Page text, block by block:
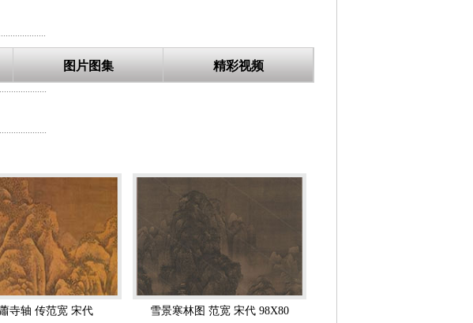
，早晚观察云烟惨淡、风月阴霁的景色，虽风寒月认错，也不
”传统。用笔雄劲而浑厚，笔力鼎健。而墨善用黑沉沉的浓厚
一般称之为“雨点皴”，下笔均直，形如稻谷，也有称为“芝
》著录的有五十八件，米芾《画史》提到所见真迹三十件，
《雪景寒林图》、《临流独坐图》等。
期生活于陕西华山、终南山等处，观览云烟惨淡风月阴霁的
山石落笔雄健老硬，以短而有力的笔触(被后人称为雨点皴)，
画家王诜将李成与范宽的山水画相比较，喻为“一文一武”，说明
圣朝名画评》中，也认为“李成之笔，近视如千里之远；范宽
西关中一带的山岳，雄阔壮美，笔力浑厚。注意写生，多采
的险峻硬朗，元朝人汤垕星评价称“范宽得山之骨法”。但是米
图片图集 精彩视频
寺轴 传范宽 宋代 雪景寒林图 范宽 宋代 98X80